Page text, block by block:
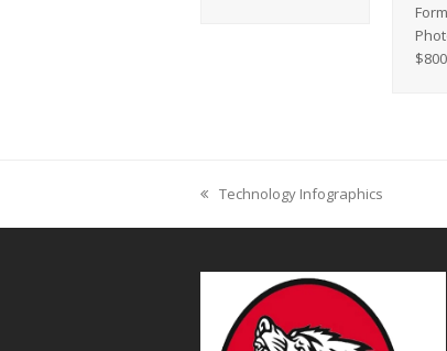
previous
post:
Technology Infographics